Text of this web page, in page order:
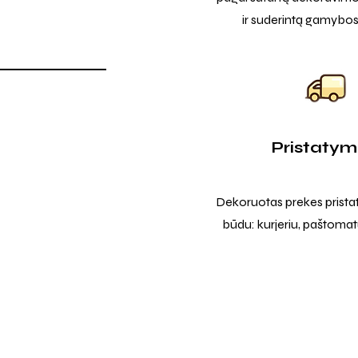
ir suderintą
Dekoruotas prekes
būdu: kurjeriu,